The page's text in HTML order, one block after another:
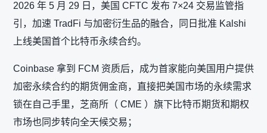
2026 年 5 月 29 日，美国 CFTC 发布 7×24 交易监管指
引，加速 TradFi 与加密衍生品的融合，同日批准 Kalshi
上线美国首个比特币永续合约。
Coinbase 拿到 FCM 资质后，成为首家能向美国用户提供
加密永续合约的期货佣金商，直接把美国市场的永续需求
锁在自己手里，芝商所（ CME ）旗下比特币期货和期权
市场也同步转向全天候交易；